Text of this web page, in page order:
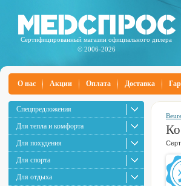
Сертифицированный магазин официального дилера
© 2006-2026
О нас Акции Оплата Доставка
Спецпредложения
Для тепла и комфорта
Для похудения
Для спорта
Для отдыха